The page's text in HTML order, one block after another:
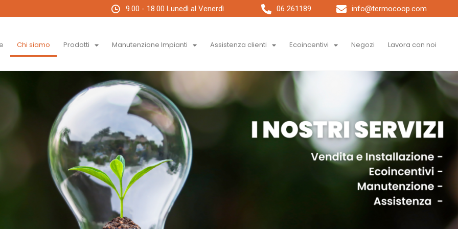
9.00 - 18.00 Lunedì al Venerdì 06 261189 info@termocoop.com
Chi siamo Prodotti Manutenzione Impianti Assistenza clienti Ecoincentivi Negozi Lavora con noi